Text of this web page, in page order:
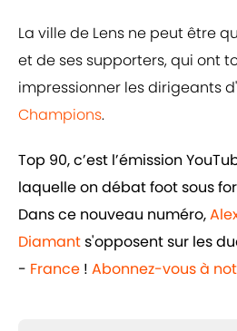
La ville de Lens ne peut être
et de ses supporters, qui ont
impressionner les dirigeants
Champions.
Top 90, c’est l’émission
laquelle on débat foot sous
Dans ce nouveau numéro,
Diamants'opposent sur les
- France ! Abonnez-vous à